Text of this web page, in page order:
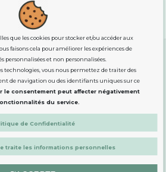
que les cookies pour stocker et/ou accéder aux
faisons cela pour améliorer les expériences de
personnalisées et non personnalisées.
technologies, vous nous permettez de traiter des
de navigation ou des identifiants uniques sur ce
le consentement peut affecter négativement
du service.
de Confidentialité
traite les informations personnelles